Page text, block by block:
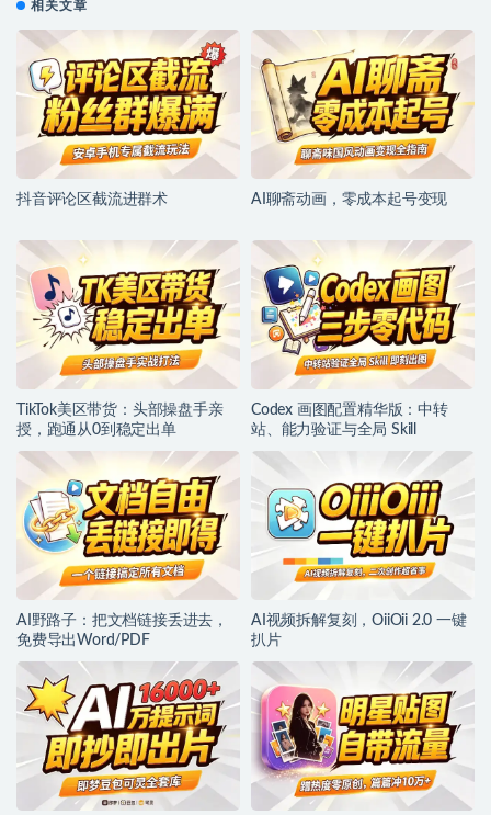
相关文章
抖音评论区截流进群术 AI聊斋动画，零成本起号变现
TikTok美区带货：头部操盘手亲
授，跑通从0到稳定出单
Codex 画图配置精华版：中转
站、能力验证与全局 Skill
AI野路子：把文档链接丢进去，
免费导出Word/PDF
AI视频拆解复刻，OiiOii 2.0 一键
扒片